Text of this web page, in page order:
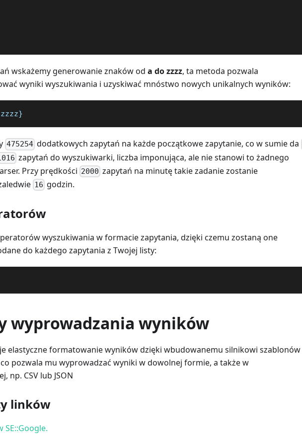
wskażemy generowanie znaków od a do zzzz, ta metoda pozwala
wyniki wyszukiwania i uzyskiwać mnóstwo nowych unikalnych wyników:
475254 dodatkowych zapytań na każde początkowe zapytanie, co w sumie da
zapytań do wyszukiwarki, liczba imponująca, ale nie stanowi to żadnego
Przy prędkości 2000 zapytań na minutę takie zadanie zostanie
16 godzin.
wyszukiwania w formacie zapytania, dzięki czemu zostaną one
do każdego zapytania z Twojej listy:
wyprowadzania wyników
elastyczne formatowanie wyników dzięki wbudowanemu silnikowi szablonów
pozwala mu wyprowadzać wyniki w dowolnej formie, a także w
np. CSV lub JSON
linków
SE::Google.